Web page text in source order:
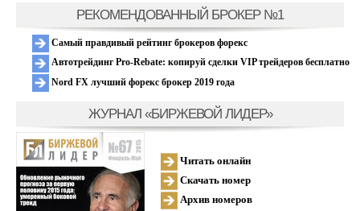
РЕКОМЕНДОВАННЫЙ БРОКЕР №1
Самый правдивый рейтинг брокеров форекс
Автотрейдинг Pro-Rebate: копируй сделки VIP трейдеров бесплатно
Nord FX лучший форекс брокер 2019 года
ЖУРНАЛ «БИРЖЕВОЙ ЛИДЕР»
Читать онлайн
Скачать номер
Архив номеров